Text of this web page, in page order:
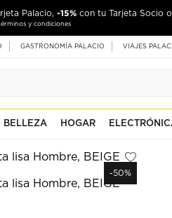
Palacio, -15% con tu Tarjeta Socio o
y condiciones
GASTRONOMÍA PALACIO VIAJES
BELLEZA HOGAR
-50%